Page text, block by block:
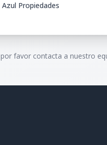
Azul Propiedades
favor contacta a nuestro